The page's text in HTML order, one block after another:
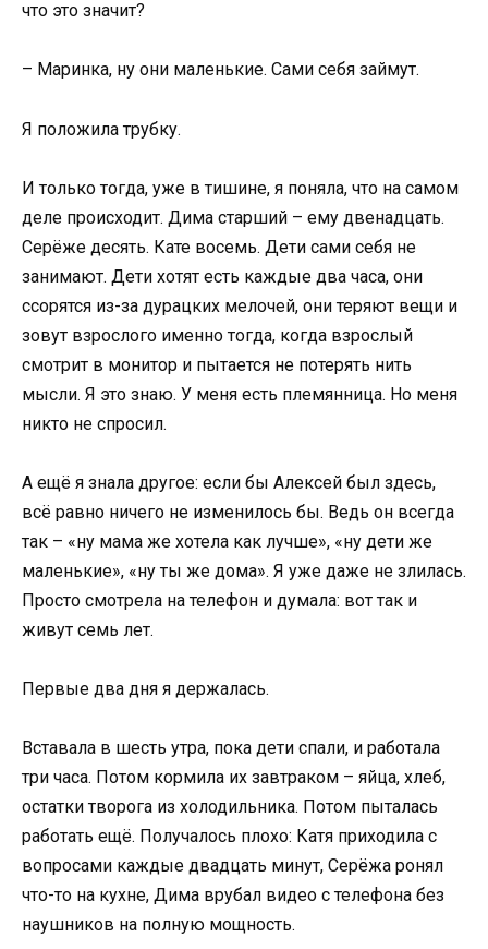
что это значит?
– Маринка, ну они маленькие. Сами себя займут.
Я положила трубку.
И только тогда, уже в тишине, я поняла, что на самом
деле происходит. Дима старший – ему двенадцать.
Серёже десять. Кате восемь. Дети сами себя не
занимают. Дети хотят есть каждые два часа, они
ссорятся из-за дурацких мелочей, они теряют вещи и
зовут взрослого именно тогда, когда взрослый
смотрит в монитор и пытается не потерять нить
мысли. Я это знаю. У меня есть племянница. Но меня
никто не спросил.
А ещё я знала другое: если бы Алексей был здесь,
всё равно ничего не изменилось бы. Ведь он всегда
так – «ну мама же хотела как лучше», «ну дети же
маленькие», «ну ты же дома». Я уже даже не злилась.
Просто смотрела на телефон и думала: вот так и
живут семь лет.
Первые два дня я держалась.
Вставала в шесть утра, пока дети спали, и работала
три часа. Потом кормила их завтраком – яйца, хлеб,
остатки творога из холодильника. Потом пыталась
работать ещё. Получалось плохо: Катя приходила с
вопросами каждые двадцать минут, Серёжа ронял
что-то на кухне, Дима врубал видео с телефона без
наушников на полную мощность.